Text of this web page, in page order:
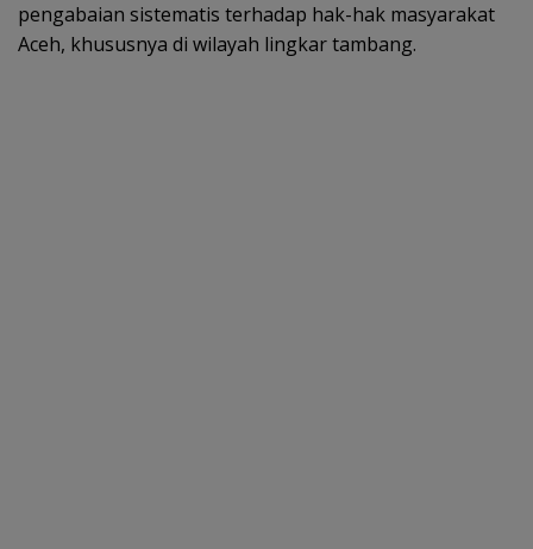
pengabaian sistematis terhadap hak-hak masyarakat
Aceh, khususnya di wilayah lingkar tambang.